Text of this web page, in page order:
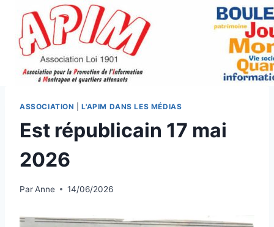
contenu
ASSOCIATION |L'APIM DANS LES MÉDIAS
Est républicain 17 mai
2026
ParAnne 14/06/2026